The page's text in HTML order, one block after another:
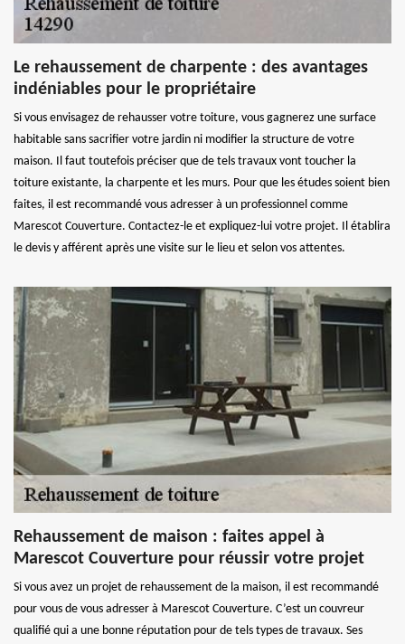
Le rehaussement de charpente : des avantages
indéniables pour le propriétaire
Si vous envisagez de rehausser votre toiture, vous gagnerez une surface
habitable sans sacrifier votre jardin ni modifier la structure de votre
maison. Il faut toutefois préciser que de tels travaux vont toucher la
toiture existante, la charpente et les murs. Pour que les études soient bien
faites, il est recommandé vous adresser à un professionnel comme
Marescot Couverture. Contactez-le et expliquez-lui votre projet. Il établira
le devis y afférent après une visite sur le lieu et selon vos attentes.
Rehaussement de maison : faites appel à
Marescot Couverture pour réussir votre projet
Si vous avez un projet de rehaussement de la maison, il est recommandé
pour vous de vous adresser à Marescot Couverture. C’est un couvreur
qualifié qui a une bonne réputation pour de tels types de travaux. Ses